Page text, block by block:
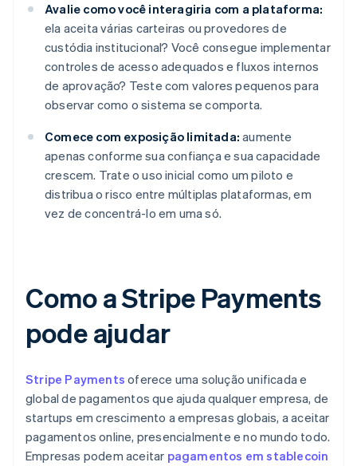
Avalie como você interagiria com a plataforma:
ela aceita várias carteiras ou provedores de
custódia institucional? Você consegue implementar
controles de acesso adequados e fluxos internos
de aprovação? Teste com valores pequenos para
observar como o sistema se comporta.
Comece com exposição limitada: aumente
apenas conforme sua confiança e sua capacidade
crescem. Trate o uso inicial como um piloto e
distribua o risco entre múltiplas plataformas, em
vez de concentrá-lo em uma só.
Como a Stripe Payments
pode ajudar
Stripe Payments oferece uma solução unificada e
global de pagamentos que ajuda qualquer empresa, de
startups em crescimento a empresas globais, a aceitar
pagamentos online, presencialmente e no mundo todo.
Empresas podem aceitar pagamentos em stablecoin